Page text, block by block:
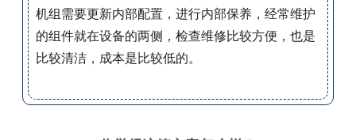
机组需要更新内部配置，进行内部保养，经常维护
的组件就在设备的两侧，检查维修比较方便，也是
比较清洁，成本是比较低的。